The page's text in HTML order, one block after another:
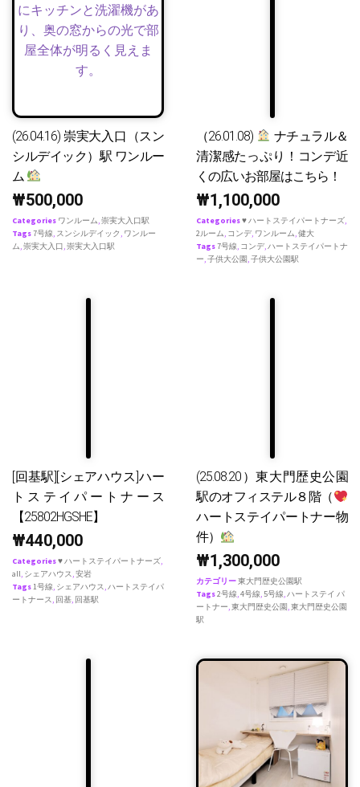
(26.04.16) 崇実大入口（スン
シルデイック）駅 ワンルー
ム
₩500,000
Categories ワンルーム,崇実大入口駅
Tags7号線, スンシルデイック , ワンルー
ム,崇実大入口,崇実大入口駅
（26.01.08)
ナチュラル＆
清潔感たっぷり！コンデ近
くの広いお部屋はこちら！
₩1,100,000
Categories♥ ハートステイパートナーズ,
2ルーム, コンデ, ワンルーム,健大
Tags7号線, コンデ,ハートステイパートナ
ー,子供大公園 ,子供大公園駅
[回基駅][シェアハウス]ハー
トステイパートナース
【25802HGSHE】
₩440,000
Categories♥ ハートステイパートナーズ,
all, シェアハウス,安岩
Tags1号線, シェアハウス,ハートステイパ
ートナース, 回基, 回基駅
(25.08.20）東大門歴史公園
駅のオフィステル８階（
ハートステイパートナー物
件）
₩1,300,000
カテゴリー東大門歴史公園駅
Tags2号線,4号線, 5号線,ハートステイ パ
ートナー,東大門歴史公園 ,東大門歴史公園
駅